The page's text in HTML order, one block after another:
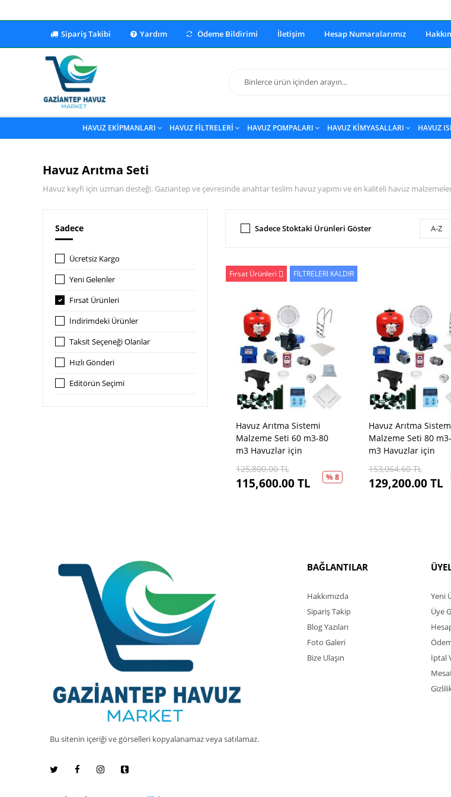
Sipariş Takibi Yardım Ödeme Bildirimi İletişim Hesap Numaralarımız
HAVUZ EKİPMANLARI HAVUZ FİLTRELERİ HAVUZ POMPALARI HAVUZ KİMYASALLARI HAVUZ
Havuz Arıtma Seti
Havuz keyfi için uzman desteği. Gaziantep ve çevresinde anahtar teslim havuz yapımı ve en kaliteli havuz
Sadece
Ücretsiz Kargo
Yeni Gelenler
Fırsat Ürünleri
İndirimdeki Ürünler
Taksit Seçeneği Olanlar
Hızlı Gönderi
Editörün Seçimi
Sadece Stoktaki Ürünleri Göster A-Z
Fırsat Ürünleri FİLTRELERİ KALDIR
Havuz Arıtma Sistemi
Malzeme Seti 60 m3-80
m3 Havuzlar için
125,800.00TL
115,600.00TL % 8
Havuz Arıtma
Malzeme Seti 80
m3 Havuzlar için
153,064.60TL
129,200.00TL
Bu sitenin içeriği ve görselleri kopyalanamaz veya satılamaz.
BAĞLANTILAR
Hakkımızda
Sipariş Takip
Blog Yazıları
Foto Galeri
Bize Ulaşın
Yeni
Üye
İptal